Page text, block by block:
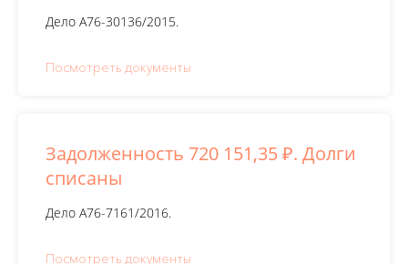
Дело А76-30136/2015.
Посмотреть документы
Задолженность 720 151,35 ₽. Долги
списаны
Дело А76-7161/2016.
Посмотреть документы